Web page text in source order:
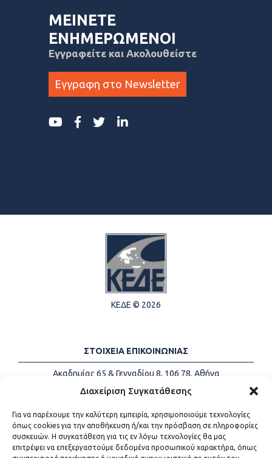
Διαχείριση Συγκατάθεσης
Για να παρέχουμε την καλύτερη εμπειρία, χρησιμοποιούμε τεχνολογίες
όπως cookies για την αποθήκευση ή/και την πρόσβαση σε πληροφορίες
συσκευών. Η συγκατάθεση για τις εν λόγω τεχνολογίες θα μας
επιτρέψει να επεξεργαστούμε δεδομένα προσωπικού χαρακτήρα, όπως
ΜΕΙΝΕΤΕ
ΕΝΗΜΕΡΩΜΕΝΟΙ
Εγγραφείτε και Ακολουθείστε
Εγγραφη στο Newsletter
ΚΕΔΕ © 2026
ΣΤΟΙΧΕΙΑ ΕΠΙΚΟΙΝΩΝΙΑΣ
Ακαδημίας 65 & Γενναδίου 8, 106 78, Αθήνα
Τηλέφωνα:
+30 213-2147500
Email:
info@kede.gr
ΧΡΗΣΙΜΟΙ ΣΥΝΔΕΣΜΟΙ